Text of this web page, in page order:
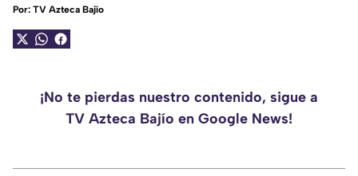
Por: TV Azteca Bajío
¡No te pierdas nuestro contenido, sigue a
TV Azteca Bajío en Google News!